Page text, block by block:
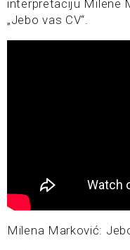
interpretaciju Milene
„Jebo vas CV“.
Milena Marković: